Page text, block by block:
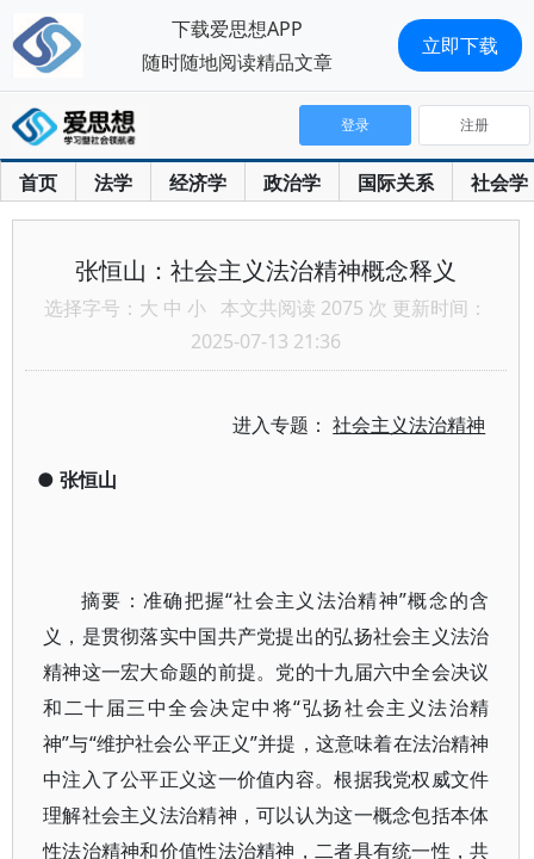
首页 法学 经济学 政治学 国际关系 社会学
登录 注册
张恒山：社会主义法治精神概念释义
选择字号： 大 中 小 本文共阅读 2075 次 更新时间：
2025-07-13 21:36
进入专题：社会主义法治精神
● 张恒山
摘要：准确把握“社会主义法治精神”概念的含
义，是贯彻落实中国共产党提出的弘扬社会主义法治
精神这一宏大命题的前提。党的十九届六中全会决议
和二十届三中全会决定中将“弘扬社会主义法治精
神”与“维护社会公平正义”并提，这意味着在法治精神
中注入了公平正义这一价值内容。根据我党权威文件
理解社会主义法治精神，可以认为这一概念包括本体
性法治精神和价值性法治精神，二者具有统一性，共
下载爱思想APP
随时随地阅读精品文章
立即下载